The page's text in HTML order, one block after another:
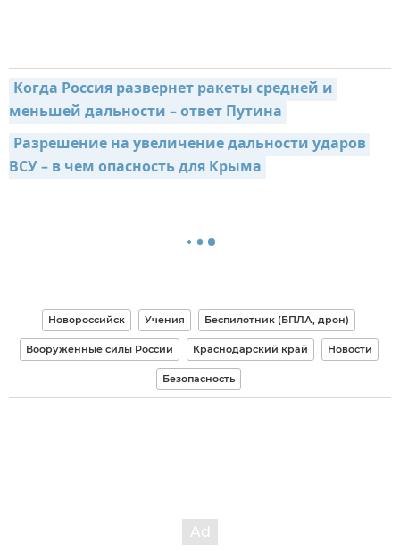
Когда Россия развернет ракеты средней и
меньшей дальности – ответ Путина
Разрешение на увеличение дальности ударов
ВСУ – в чем опасность для Крыма
Новороссийск Учения Беспилотник (БПЛА, дрон)
Вооруженные силы России Краснодарский край Новости
Безопасность